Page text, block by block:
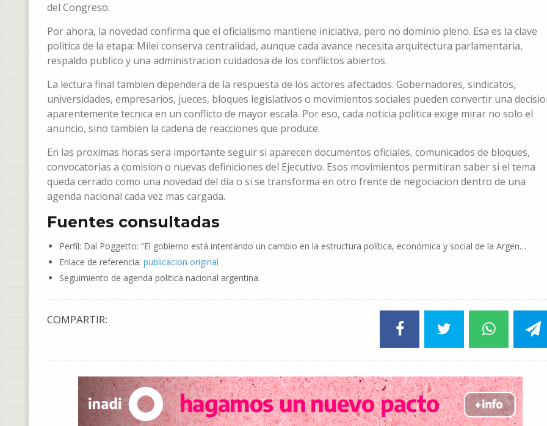
del Congreso.
Por ahora, la novedad confirma que el oficialismo mantiene iniciativa, pero no dominio pleno. Esa es la clave
politica de la etapa: Milei conserva centralidad, aunque cada avance necesita arquitectura parlamentaria,
respaldo publico y una administracion cuidadosa de los conflictos abiertos.
La lectura final tambien dependera de la respuesta de los actores afectados. Gobernadores, sindicatos,
universidades, empresarios, jueces, bloques legislativos o movimientos sociales pueden convertir una
aparentemente tecnica en un conflicto de mayor escala. Por eso, cada noticia politica exige mirar no solo el
anuncio, sino tambien la cadena de reacciones que produce.
En las proximas horas sera importante seguir si aparecen documentos oficiales, comunicados de bloques,
convocatorias a comision o nuevas definiciones del Ejecutivo. Esos movimientos permitiran saber si el tema
queda cerrado como una novedad del dia o si se transforma en otro frente de negociacion dentro de una
agenda nacional cada vez mas cargada.
Fuentes consultadas
Perfil: Dal Poggetto: “El gobierno está intentando un cambio en la estructura política, económica y social de la Argen…
Enlace de referencia: publicacion original
Seguimiento de agenda politica nacional argentina.
COMPARTIR: